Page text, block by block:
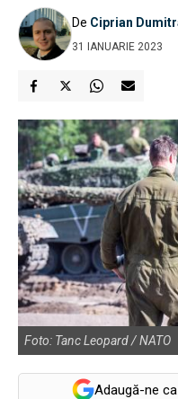
De Ciprian
31 IANUARIE 2023
Foto: Tanc Leopard / NATO
Adaugă-ne